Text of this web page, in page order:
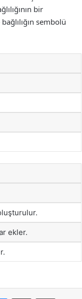
bir
sembolü
ekler.